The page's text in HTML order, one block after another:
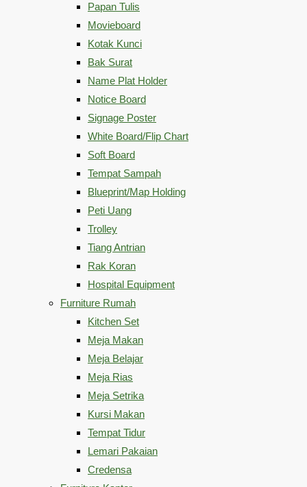
Papan Tulis
Movieboard
Kotak Kunci
Bak Surat
Name Plat Holder
Notice Board
Signage Poster
White Board/Flip Chart
Soft Board
Tempat Sampah
Blueprint/Map Holding
Peti Uang
Trolley
Tiang Antrian
Rak Koran
Hospital Equipment
Furniture Rumah
Kitchen Set
Meja Makan
Meja Belajar
Meja Rias
Meja Setrika
Kursi Makan
Tempat Tidur
Lemari Pakaian
Credensa